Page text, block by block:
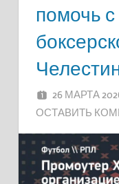
помочь
26 МАРТА
ОСТАВИТЬ